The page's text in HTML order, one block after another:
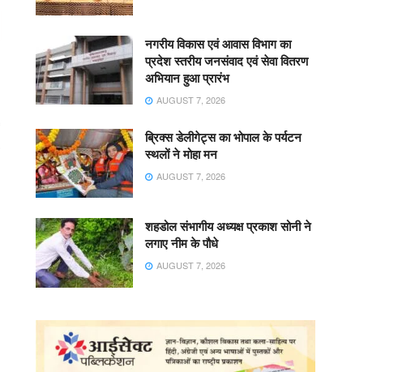
नगरीय विकास एवं आवास विभाग का
प्रदेश स्तरीय जनसंवाद एवं सेवा वितरण
अभियान हुआ प्रारंभ
AUGUST 7, 2026
ब्रिक्स डेलीगेट्स का भोपाल के पर्यटन
स्थलों ने मोहा मन
AUGUST 7, 2026
शहडोल संभागीय अध्यक्ष प्रकाश सोनी ने
लगाए नीम के पौधे
AUGUST 7, 2026